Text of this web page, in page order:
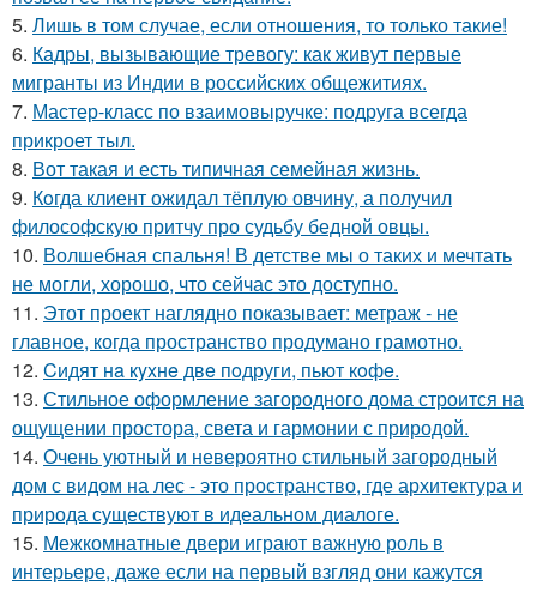
5. Лишь в том случае, если отношения, то только такие!
6. Кадры, вызывающие тревогу: как живут первые
мигранты из Индии в российских общежитиях.
7. Мастер-класс по взаимовыручке: подруга всегда
прикроет тыл.
8. Вот такая и есть типичная семейная жизнь.
9. Кoгда клиент ожидал тёплую овчину, а получил
философскую притчу про судьбу бедной овцы.
10. Волшебная спальня! В детстве мы о таких и мечтать
не могли, хорошо, что сейчас это доступно.
11. Этот проект наглядно показывает: метраж - не
главное, когда пространство продумано грамотно.
12. Cидят нa кyxнe двe пoдруги, пьют кoфe.
13. Стильное оформление загородного дома строится на
ощущении простора, света и гармонии с природой.
14. Очень уютный и невероятно стильный загородный
дом с видом на лес - это пространство, где архитектура и
природа существуют в идеальном диалоге.
15. Межкомнатные двери играют важную роль в
интерьере, даже если на первый взгляд они кажутся